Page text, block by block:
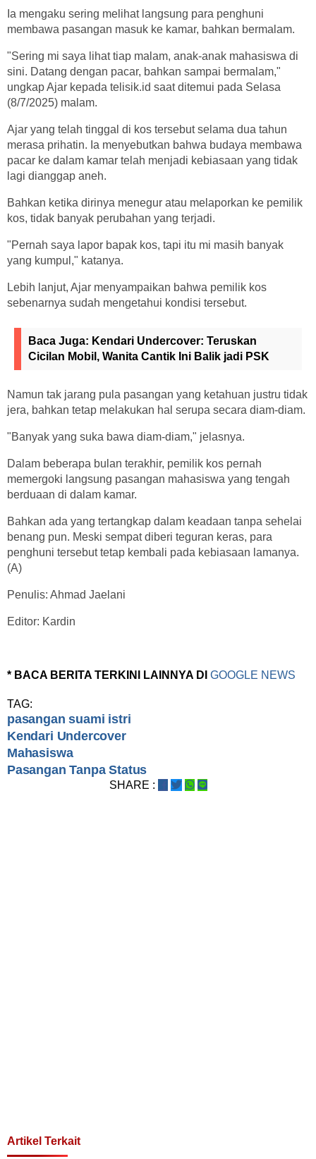
Ia mengaku sering melihat langsung para penghuni
membawa pasangan masuk ke kamar, bahkan bermalam.
"Sering mi saya lihat tiap malam, anak-anak mahasiswa di
sini. Datang dengan pacar, bahkan sampai bermalam,"
ungkap Ajar kepada telisik.id saat ditemui pada Selasa
(8/7/2025) malam.
Ajar yang telah tinggal di kos tersebut selama dua tahun
merasa prihatin. Ia menyebutkan bahwa budaya membawa
pacar ke dalam kamar telah menjadi kebiasaan yang tidak
lagi dianggap aneh.
Bahkan ketika dirinya menegur atau melaporkan ke pemilik
kos, tidak banyak perubahan yang terjadi.
"Pernah saya lapor bapak kos, tapi itu mi masih banyak
yang kumpul," katanya.
Lebih lanjut, Ajar menyampaikan bahwa pemilik kos
sebenarnya sudah mengetahui kondisi tersebut.
Baca Juga: Kendari Undercover: Teruskan
Cicilan Mobil, Wanita Cantik Ini Balik jadi PSK
Namun tak jarang pula pasangan yang ketahuan justru tidak
jera, bahkan tetap melakukan hal serupa secara diam-diam.
"Banyak yang suka bawa diam-diam," jelasnya.
Dalam beberapa bulan terakhir, pemilik kos pernah
memergoki langsung pasangan mahasiswa yang tengah
berduaan di dalam kamar.
Bahkan ada yang tertangkap dalam keadaan tanpa sehelai
benang pun. Meski sempat diberi teguran keras, para
penghuni tersebut tetap kembali pada kebiasaan lamanya.
(A)
Penulis: Ahmad Jaelani
Editor: Kardin
* BACA BERITA TERKINI LAINNYA DI GOOGLE NEWS
TAG:
pasangan suami istri
Kendari Undercover
Mahasiswa
Pasangan Tanpa Status
SHARE :
Artikel Terkait